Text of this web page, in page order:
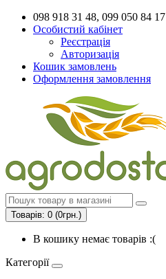
098 918 31 48, 099 050 84 17
Особистий кабінет
Реєстрація
Авторизація
Кошик замовлень
Оформлення замовлення
Товарів: 0 (0грн.)
В кошику немає товарів :(
Категорії